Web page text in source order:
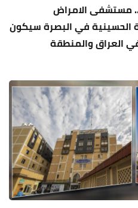
مستشفى الامراض
الحسينية في البصرة سيكون
العراق والمنطقة